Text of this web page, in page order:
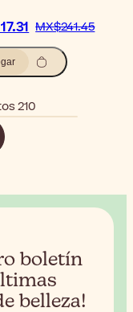
MX$241.45
210
boletín
belleza!